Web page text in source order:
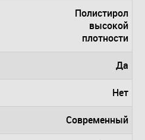
Полистирол
высокой
плотности
Да
Нет
Современный